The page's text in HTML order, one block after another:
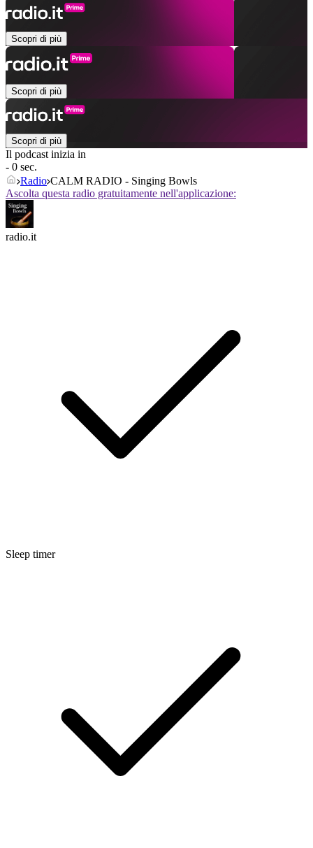
Scopri di più
Scopri di più
Scopri di più
Il podcast inizia in
- 0 sec.
Radio CALM RADIO - Singing Bowls
Ascolta questa radio gratuitamente nell'applicazione:
radio.it
Sleep timer